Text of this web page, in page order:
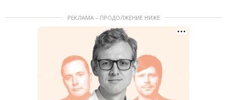
РЕКЛАМА – ПРОДОЛЖЕНИЕ НИЖЕ